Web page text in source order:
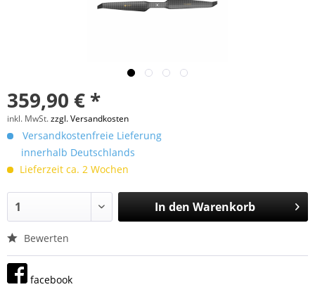
359,90 € *
inkl. MwSt.zzgl. Versandkosten
Versandkostenfreie Lieferung
innerhalb Deutschlands
Lieferzeit ca. 2 Wochen
In den Warenkorb
Bewerten
facebook